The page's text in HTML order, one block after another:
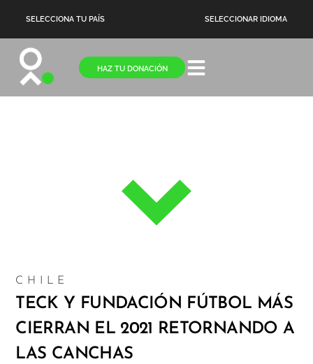
SELECCIONA TU PAÍS SELECCIONAR IDIOMA
HAZ TU DONACIÓN
CHILE
TECK Y FUNDACIÓN FÚTBOL MÁS
CIERRAN EL 2021 RETORNANDO A
LAS CANCHAS